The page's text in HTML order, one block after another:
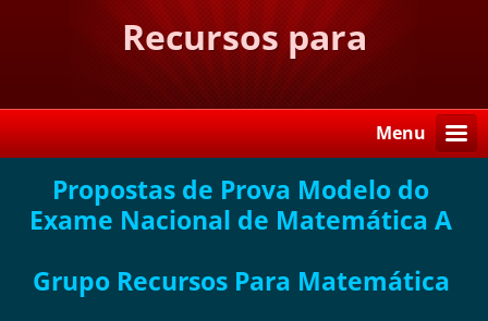
Recursos para
Matemática
Menu
Propostas de Prova Modelo do
Exame Nacional de Matemática A
Grupo Recursos Para Matemática